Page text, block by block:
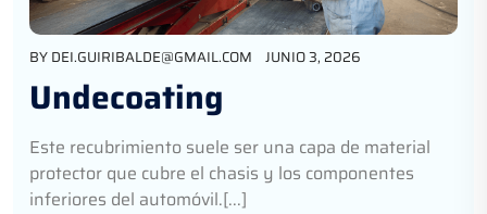
BYDEI.GUIRIBALDE@GMAIL.COM JUNIO 3, 2026
Undecoating
Este recubrimiento suele ser una capa de material
protector que cubre el chasis y los componentes
inferiores del automóvil.[...]